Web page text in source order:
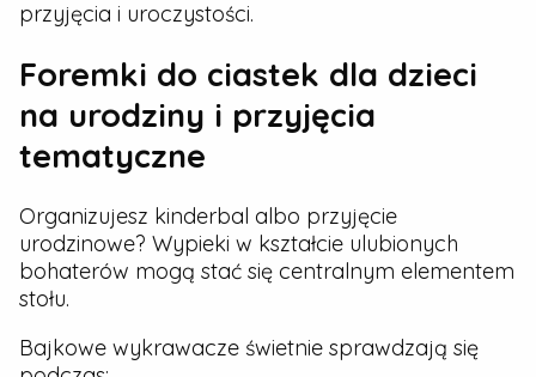
przyjęcia i uroczystości.
Foremki do ciastek dla dzieci
na urodziny i przyjęcia
tematyczne
Organizujesz kinderbal albo przyjęcie
urodzinowe? Wypieki w kształcie ulubionych
bohaterów mogą stać się centralnym elementem
stołu.
Bajkowe wykrawacze świetnie sprawdzają się